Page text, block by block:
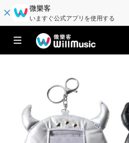
微樂客
いますぐ公式アプリを使用する